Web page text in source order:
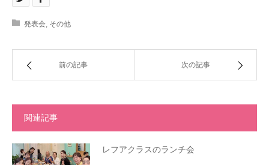
発表会 その他
前の記事 次の記事
関連記事
レフアクラスのランチ会